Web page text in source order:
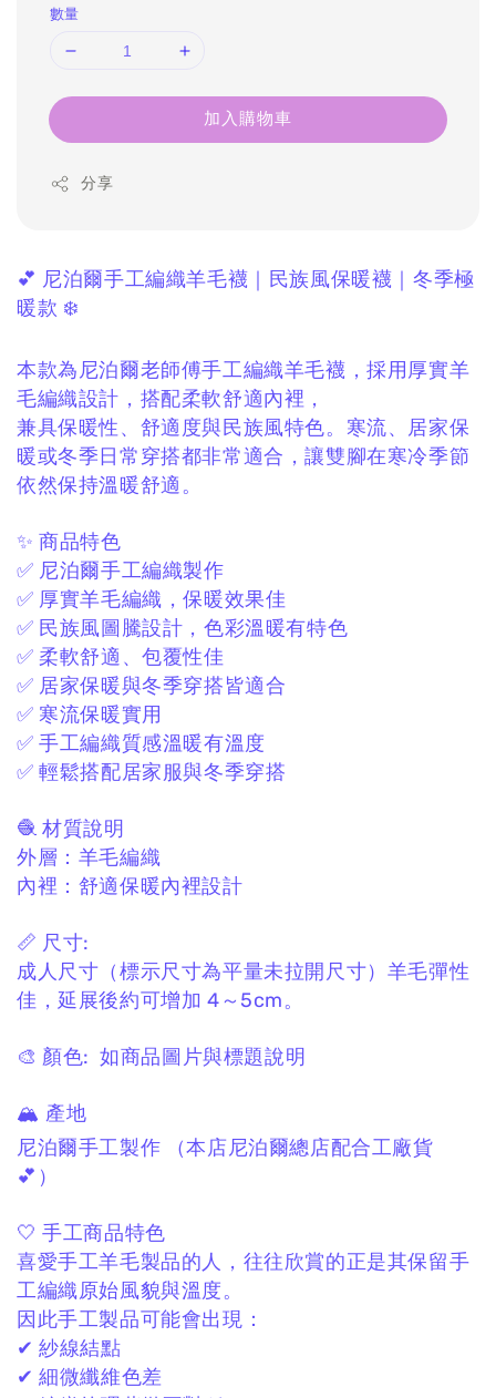
數量
加入購物車
分享
💕 尼泊爾手工編織羊毛襪｜民族風保暖襪｜冬季極
暖款 ❄️
本款為尼泊爾老師傅手工編織羊毛襪，採用厚實羊
毛編織設計， 搭配柔軟舒適內裡，
兼具保暖性、舒適度與民族風特色。 寒流、居家保
暖或冬季日常穿搭都非常適合，讓雙腳在寒冷季節
依然保持溫暖舒適。
✨ 商品特色
✅ 尼泊爾手工編織製作
✅ 厚實羊毛編織，保暖效果佳
✅ 民族風圖騰設計，色彩溫暖有特色
✅ 柔軟舒適、包覆性佳
✅ 居家保暖與冬季穿搭皆適合
✅ 寒流保暖實用
✅ 手工編織質感溫暖有溫度
✅ 輕鬆搭配居家服與冬季穿搭
🧶 材質說明
外層： 羊毛編織
內裡： 舒適保暖內裡設計
📏 尺寸:
成人尺寸 （標示尺寸為平量未拉開尺寸） 羊毛彈性
佳，延展後約可增加 4～5cm。
🎨 顏色:如商品圖片與標題說明
🏔 產地
尼泊爾手工製作
（本店尼泊爾總店配合工廠貨
💕）
🤍 手工商品特色
喜愛手工羊毛製品的人， 往往欣賞的正是其保留手
工編織原始風貌與溫度。
因此手工製品可能會出現：
✔ 紗線結點
✔ 細微纖維色差